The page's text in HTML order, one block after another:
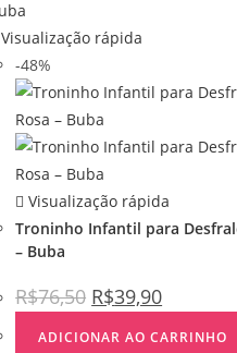
Visualização rápida
-48%
Visualização rápida
Troninho Infantil para
– Buba
R$76,50 R$39,90
ADICIONAR AO CARRINHO